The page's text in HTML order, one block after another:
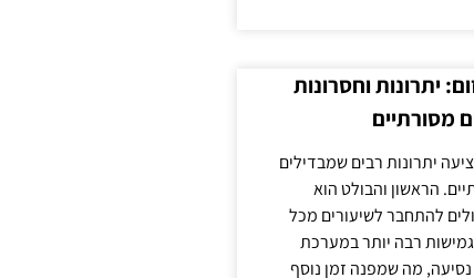
יתרונות וחסרונות
מסורתיים
יתרונות רבים שמבדילים
הראשון והבולט הוא
להתחבר לשיעורים מכל
רבה יותר במערכת
מה שמפנה זמן נוסף